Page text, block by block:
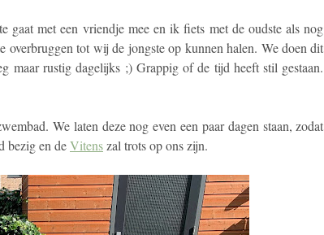
met een vriendje mee en ik fiets met de oudste als nog
tot wij de jongste op kunnen halen. We doen dit
maar rustig dagelijks ;) Grappig of de tijd heeft stil gestaan.
We laten deze nog even een paar dagen staan, zodat
bezig en deVitenszal trots op ons zijn.